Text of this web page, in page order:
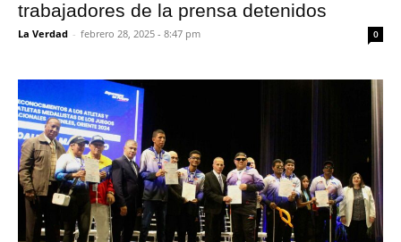
trabajadores de la prensa detenidos
La Verdad - febrero 28, 2025 - 8:47 pm 0